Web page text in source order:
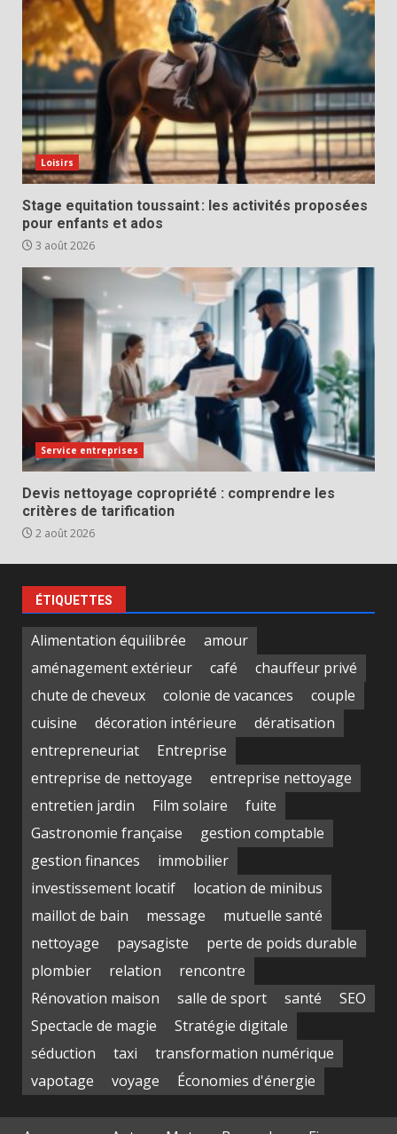
Loisirs
Stage equitation toussaint : les activités proposées
pour enfants et ados
3 août 2026
Service entreprises
Devis nettoyage copropriété : comprendre les
critères de tarification
2 août 2026
ÉTIQUETTES
Alimentation équilibrée
amour
aménagement extérieur
café
chauffeur privé
chute de cheveux
colonie de vacances
couple
cuisine
décoration intérieure
dératisation
entrepreneuriat
Entreprise
entreprise de nettoyage
entreprise nettoyage
entretien jardin
Film solaire
fuite
Gastronomie française
gestion comptable
gestion finances
immobilier
investissement locatif
location de minibus
maillot de bain
message
mutuelle santé
nettoyage
paysagiste
perte de poids durable
plombier
relation
rencontre
Rénovation maison
salle de sport santé
SEO
Spectacle de magie
Stratégie digitale
séduction
taxi
transformation numérique
vapotage
voyage Économies d'énergie